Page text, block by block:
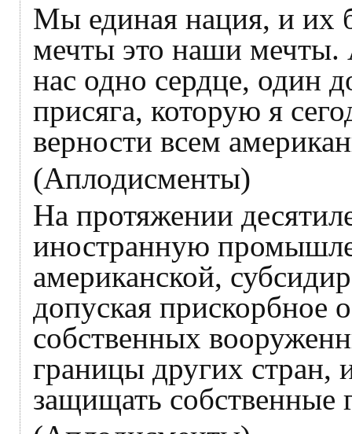
Мы единая нация, и их
мечты это наши мечты.
нас одно сердце, один
присяга, которую я
верности всем
(Аплодисменты)
На протяжении
иностранную
американской,
допуская прискорбное
собственных
границы других стран,
защищать собственные